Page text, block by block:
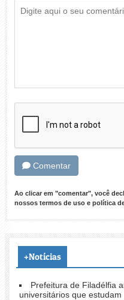
Comentar
Ao clicar em "comentar", você
nossos termos de usoe política
+Notícias
Prefeitura de Filadélfia
universitários que